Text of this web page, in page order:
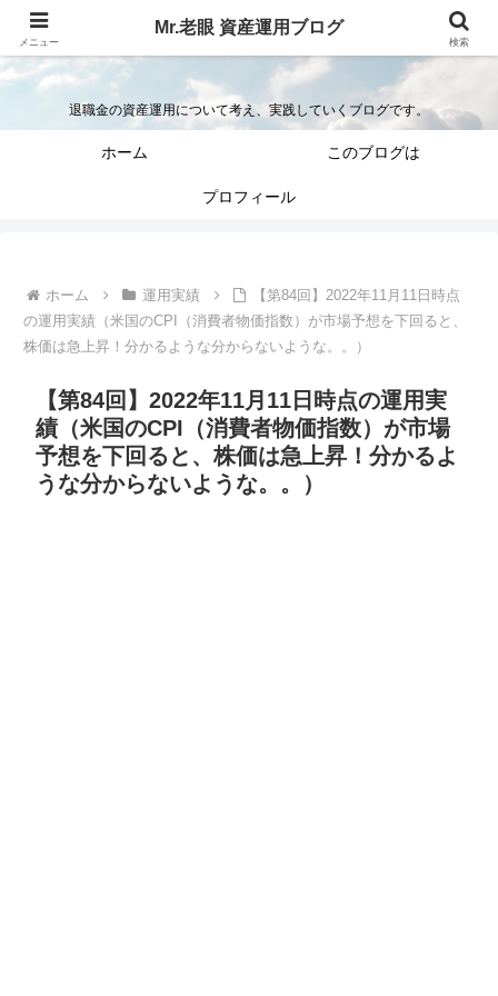
Mr.老眼の退職金を資産運用するブログ
退職金の資産運用について考え、実践していくブログです。
ホーム このブログは
プロフィール
ホーム 運用実績
【第84回】2022年11月11日時点
の運用実績（米国のCPI（消費者物価指数）が市場予想を下回ると、
株価は急上昇！分かるような分からないような。。）
【第84回】2022年11月11日時点の運用実
績（米国のCPI（消費者物価指数）が市場
予想を下回ると、株価は急上昇！分かるよ
うな分からないような。。）
メニュー
Mr.老眼 資産運用ブログ
検索